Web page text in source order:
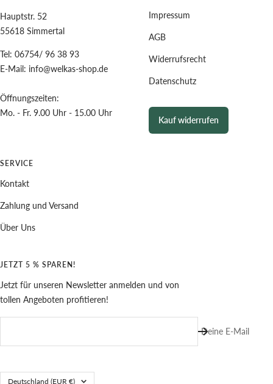
Hauptstr. 52
55618 Simmertal
Tel: 06754/ 96 38 93
E-Mail: info@welkas-shop.de
Öffnungszeiten:
Mo. - Fr. 9.00 Uhr - 15.00 Uhr
Impressum
AGB
Widerrufsrecht
Datenschutz
Kauf widerrufen
SERVICE
Kontakt
Zahlung und Versand
Über Uns
JETZT 5 % SPAREN!
Jetzt für unseren Newsletter anmelden und von
tollen Angeboten profitieren!
Deine E-Mail
Land/Region
Deutschland (EUR €)